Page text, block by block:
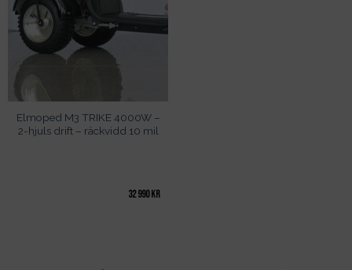
Elmoped M3 TRIKE 4000W –
2-hjuls drift – räckvidd 10 mil
32 990 kr